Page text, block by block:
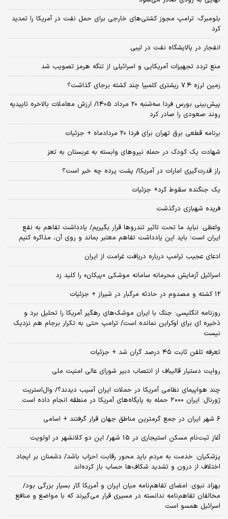
بلومبرگ: ترامپ مجوز کشتی‌های خارجی برای حمل نفت در آمریکا را تمدید
کرد
انفجار در پالایشگاه نفت در لیبی
منع تردد تجهیزات آمریکایی و اسرائیلی از تنگه هرمز تصویب شد
زمین لرزه ۷.۴ ریشتری کلمبیا چند کشته برجای گذاشت؟
پیش‌بینی بورس فردا سه‌شنبه 20 مرداد 1405/ ارزش معاملات بالاخره تاییدیه
روند صعودی را صادر کرد
برنامه قطعی برق تهران برای فردا 20 مردادماه + جزئیات
شهادت یک کودک در حمله نیروهای وابسته به عربستان به تعز
راز قدرت‌گیری امارات در آمریکا/ پشت پرده چه خبر است؟
یک جنگنده سقوط کرد+ جزئیات
فریده شهبازی درگذشت
واعظی: نباید ما تحت تاثیر تندروها قرار بگیریم/ یادداشت تفاهم به نفع
ایران است؛ باید این یادداشت تفاهم معتبر بماند و روی آن، مذاکره کنیم
ادعای عجیب ترامپ درباره دریافت غرامت از ایران
اسرائیل آزمایش محرمانه سامانه موشکی «پیکان» را کلید زد
12 کشته و مصدوم در حادثه مرگبار در شیراز + جزئیات
روزنامه انگلیسی: جنگ با ایران موشک‌های رهگیر آمریکا را تحلیل برد و
ذخیره ای برای اوکراین نمانده است/ ترامپ حتی به تکرار برجام هم نزدیک
نیست
تعرفه تلفن ثابت ۴۵ درصد گران شد + جزئیات
روایت دستیار قالیباف از انتصاب دبیر شورای عالی امنیت ملی
چند هواپیمای نظامی آمریکا در حملات ایران آسیب دیدند؟/ وال‌استریت
ژورنال: ایران ۲۰۰۰ حمله به پایگاه‌های آمریکا در منطقه انجام داده است
۶ شهر ایران در جمع گرمترین مناطق جهان قرار گرفتند + اسامی
آغاز ثبت‌نام مسکن استیجاری در 15 شهر/ این دو کلانشهر در اولویت
پزشکیان: خدمت به مردم باید محور رقابت احزاب باشد/ دشمنان بر ایجاد
اختلاف از درون و تشدید شکاف‌ها حساب باز کرده‌اند
بهزاد نبوی: امضای تفاهم‌نامه میان ایران و آمریکا کار بسیار بزرگی بود/
مخالفان تفاهم‌نامه ندانسته در مسیری قرار می‌گیرند که با مواضع و منافع
اسرائیل همسو است